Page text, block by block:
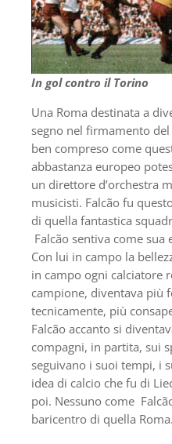
In gol contro il Torino
Una Roma destinata a
segno nel firmamento
ben compreso come
abbastanza europeo
un direttore d’orchestra
musicisti. Falcão fu
di quella fantastica
Falcão sentiva come
Con lui in campo la
in campo ogni calciatore
campione, diventava più
tecnicamente, più
Falcão accanto si
compagni, in partita, sui
seguivano i suoi tempi, i
idea di calcio che fu di
poi. Nessuno come
baricentro di quella Roma.